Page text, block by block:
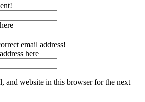
email address!
here
and website in this browser for the next